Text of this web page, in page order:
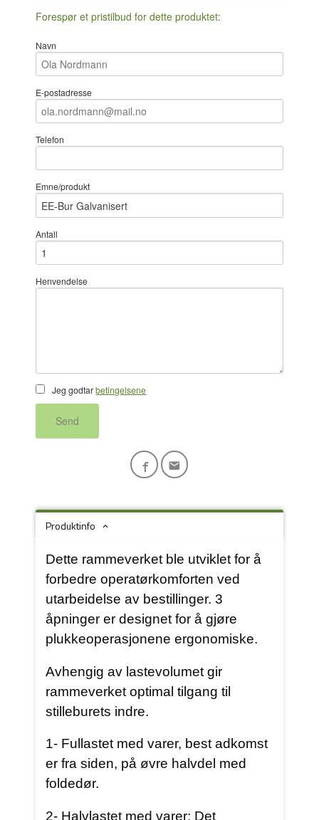
Forespør et pristilbud for dette produktet:
Navn
E-postadresse
Telefon
Emne/produkt
Antall
Henvendelse
Jeg godtarbetingelsene
Send
Produktinfo
Dette rammeverket ble utviklet for å
forbedre operatørkomforten ved
utarbeidelse av bestillinger. 3
åpninger er designet for å gjøre
plukkeoperasjonene ergonomiske.
Avhengig av lastevolumet gir
rammeverket optimal tilgang til
stilleburets indre.
1- Fullastet med varer, best adkomst
er fra siden, på øvre halvdel med
foldedør.
2- Halvlastet med varer: Det